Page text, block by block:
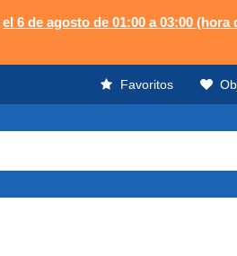
el 6 de agosto de 01:00 a 03:00 (hora
Favoritos